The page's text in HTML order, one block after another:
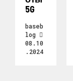
5G
baseb
log
08.10
.2024